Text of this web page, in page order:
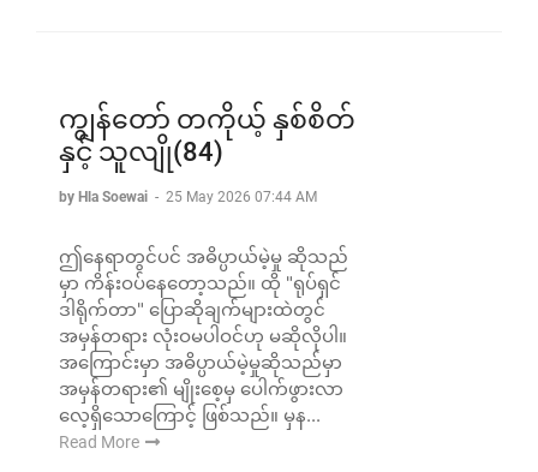
ကျွန်တော် တကိုယ့် နှစ်စိတ်
နှင့် သူလျို(84)
by Hla Soewai - 25 May 2026 07:44 AM
ဤနေရာတွင်ပင် အဓိပ္ပာယ်မဲ့မှု ဆိုသည်
မှာ ကိန်းဝပ်နေတော့သည်။ ထို "ရုပ်ရှင်
ဒါရိုက်တာ" ပြောဆိုချက်များထဲတွင်
အမှန်တရား လုံးဝမပါဝင်ဟု မဆိုလိုပါ။
အကြောင်းမှာ အဓိပ္ပာယ်မဲ့မှုဆိုသည်မှာ
အမှန်တရား၏ မျိုးစေ့မှ ပေါက်ဖွားလာ
လေ့ရှိသောကြောင့် ဖြစ်သည်။ မှန...
Read More